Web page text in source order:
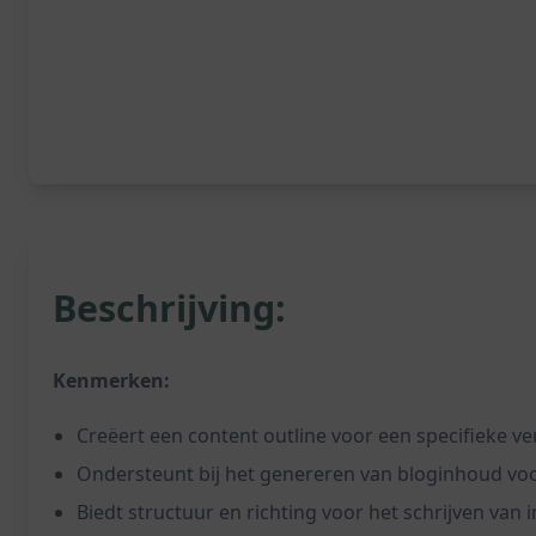
Beschrijving:
Kenmerken:
Creëert een content outline voor een specifieke
Ondersteunt bij het genereren van bloginhoud
Biedt structuur en richting voor het schrijven van